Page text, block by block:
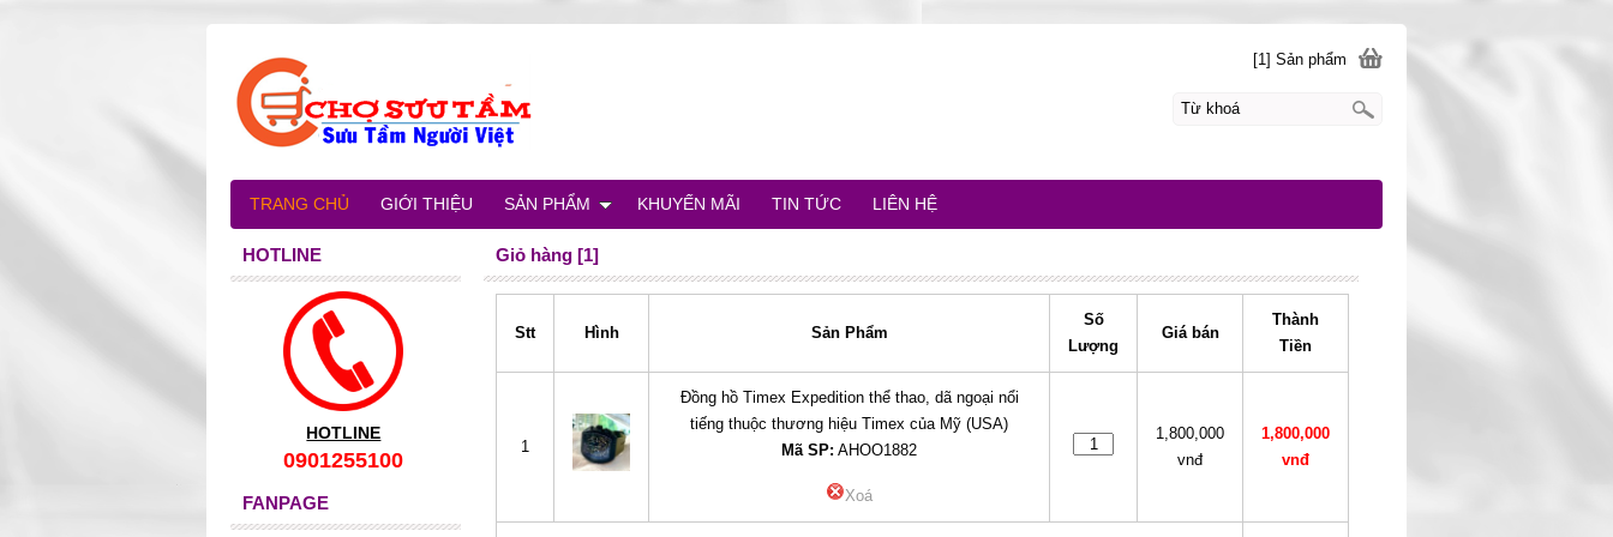
Giỏ hàng [1]
Stt Hình Sản Phẩm
Số
Lượng
Giá bán
Thành
Tiền
1
Đồng hồ Timex Expedition thể thao, dã ngoại nổi
tiếng thuộc thương hiệu Timex của Mỹ (USA)
Mã SP: AHOO1882
Xoá
1,800,000
vnđ
1,800,000
vnđ
HOTLINE
HOTLINE
0901255100
FANPAGE
[1] Sản phẩm
TRANG CHỦ GIỚI THIỆU SẢN PHẨM KHUYẾN MÃI TIN TỨC LIÊN HỆ